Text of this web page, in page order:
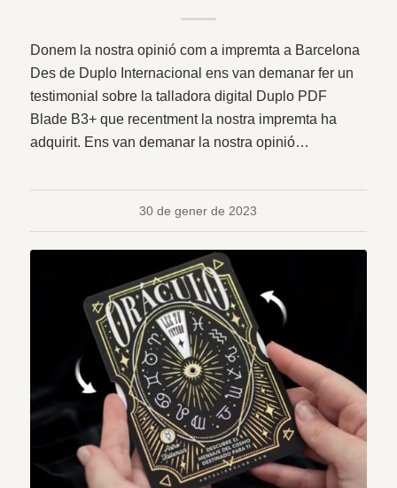
Donem la nostra opinió com a impremta a Barcelona
Des de Duplo Internacional ens van demanar fer un
testimonial sobre la talladora digital Duplo PDF
Blade B3+ que recentment la nostra impremta ha
adquirit. Ens van demanar la nostra opinió…
30 de gener de 2023